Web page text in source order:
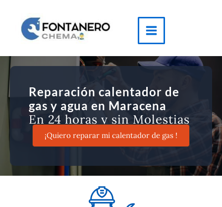
contenido
Main
Menu
Reparación calentador de
gas y agua en Maracena
En 24 horas y sin Molestias
¡Quiero reparar mi calentador de gas !